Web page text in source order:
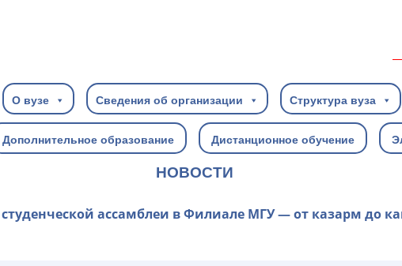
О вузе Сведения об организации Структура вуза
Дополнительное образование Дистанционное обучение
НОВОСТИ
ассамблеи в Филиале МГУ — от казарм до